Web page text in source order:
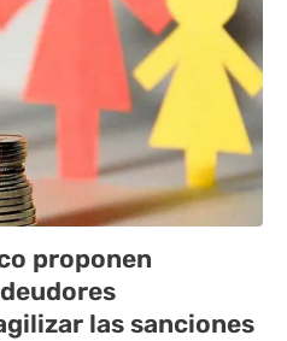
proponen
las sanciones